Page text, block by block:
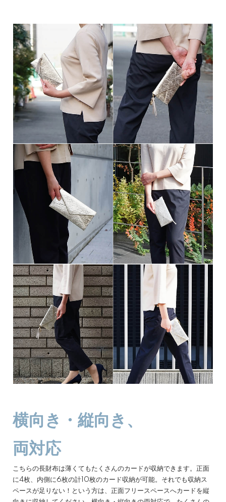
横向き・縦向き、
両対応
こちらの長財布は薄くてもたくさんのカードが収納できます。正面
に4枚、内側に6枚の計10枚のカード収納が可能。それでも収納ス
ペースが足りない！という方は、正面フリースペースへカードを縦